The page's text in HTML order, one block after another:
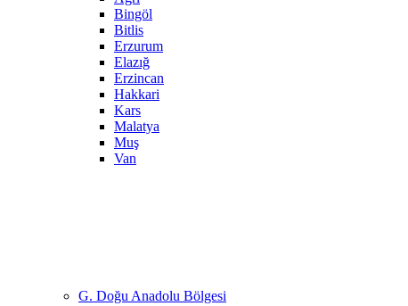
Bingöl
Bitlis
Erzurum
Elazığ
Erzincan
Hakkari
Kars
Malatya
Muş
Van
G. Doğu Anadolu Bölgesi